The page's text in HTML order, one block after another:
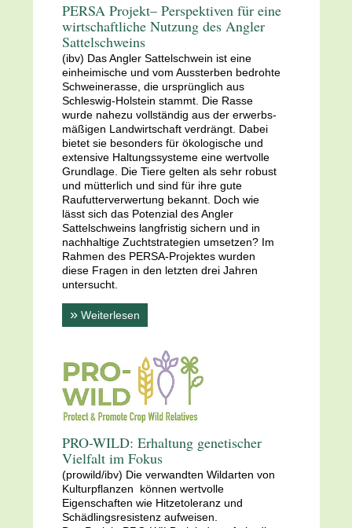
PERSA Projekt– Perspektiven für eine
wirtschaftliche Nutzung des Angler
Sattelschweins
(ibv) Das Angler Sattelschwein ist eine
einheimische und vom Aussterben bedrohte
Schweinerasse, die ursprünglich aus
Schleswig-Holstein stammt. Die Rasse
wurde nahezu vollständig aus der erwerbs-
mäßigen Landwirtschaft verdrängt. Dabei
bietet sie besonders für ökologische und
extensive Haltungssysteme eine wertvolle
Grundlage. Die Tiere gelten als sehr robust
und mütterlich und sind für ihre gute
Raufutterverwertung bekannt. Doch wie
lässt sich das Potenzial des Angler
Sattelschweins langfristig sichern und in
nachhaltige Zuchtstrategien umsetzen? Im
Rahmen des PERSA-Projektes wurden
diese Fragen in den letzten drei Jahren
untersucht.
» Weiterlesen
PRO-WILD: Erhaltung genetischer
Vielfalt im Fokus
(prowild/ibv) Die verwandten Wildarten von
Kulturpflanzen können wertvolle
Eigenschaften wie Hitzetoleranz und
Schädlingsresistenz aufweisen.